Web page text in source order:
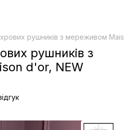
рушників з мереживом
рушників з
d'or, NEW